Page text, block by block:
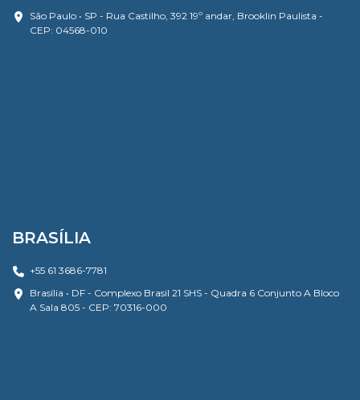
São Paulo • SP - Rua Castilho, 392 19º andar, Brooklin Paulista -
CEP: 04568-010
BRASÍLIA
+55 61 3686-7781
Brasília • DF - Complexo Brasil 21 SHS - Quadra 6 Conjunto A Bloco
A Sala 805 - CEP: 70316-000